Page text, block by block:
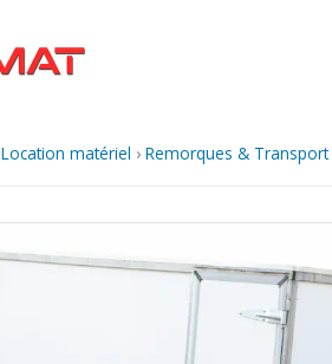
Location matériel › Remorques & Transport